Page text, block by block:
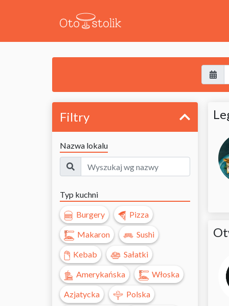
Filtry
Nazwa lokalu
Typ kuchni
Burgery Pizza
Makaron Sushi
Kebab Sałatki
Amerykańska Włoska
Azjatycka Polska